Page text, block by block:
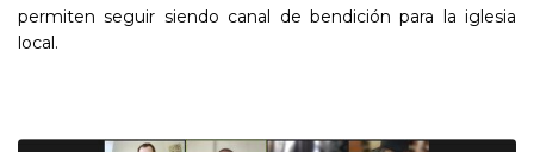
permiten seguir siendo canal de bendición para la iglesia
local.